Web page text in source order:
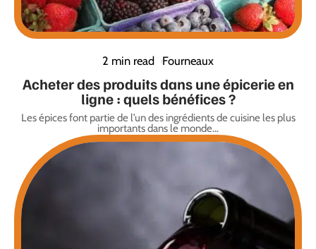
2 min read Fourneaux
Acheter des produits dans une épicerie en
ligne : quels bénéfices ?
Les épices font partie de l’un des ingrédients de cuisine les plus
importants dans le monde…